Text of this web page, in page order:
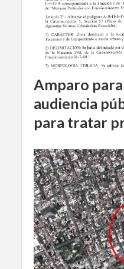
Amparo
audiencia
para tratar